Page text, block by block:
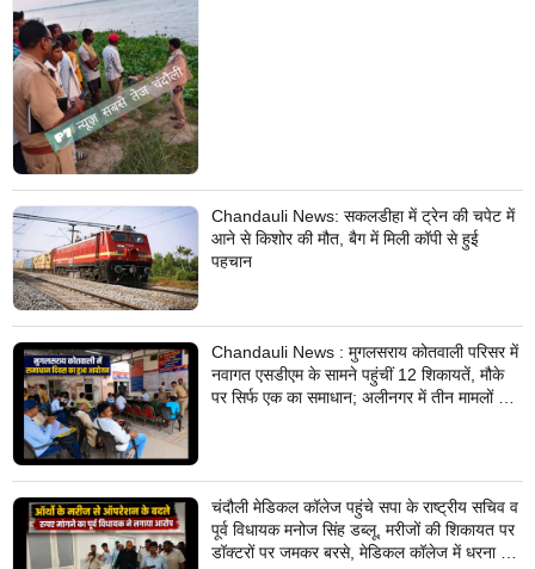
Chandauli News: सकलडीहा में ट्रेन की चपेट में
आने से किशोर की मौत, बैग में मिली कॉपी से हुई
पहचान
Chandauli News : मुगलसराय कोतवाली परिसर में
नवागत एसडीएम के सामने पहुंचीं 12 शिकायतें, मौके
पर सिर्फ एक का समाधान; अलीनगर में तीन मामलों का
चंदौली मेडिकल कॉलेज पहुंचे सपा के राष्ट्रीय सचिव व
पूर्व विधायक मनोज सिंह डब्लू, मरीजों की शिकायत पर
डॉक्टरों पर जमकर बरसे, मेडिकल कॉलेज में धरना देने